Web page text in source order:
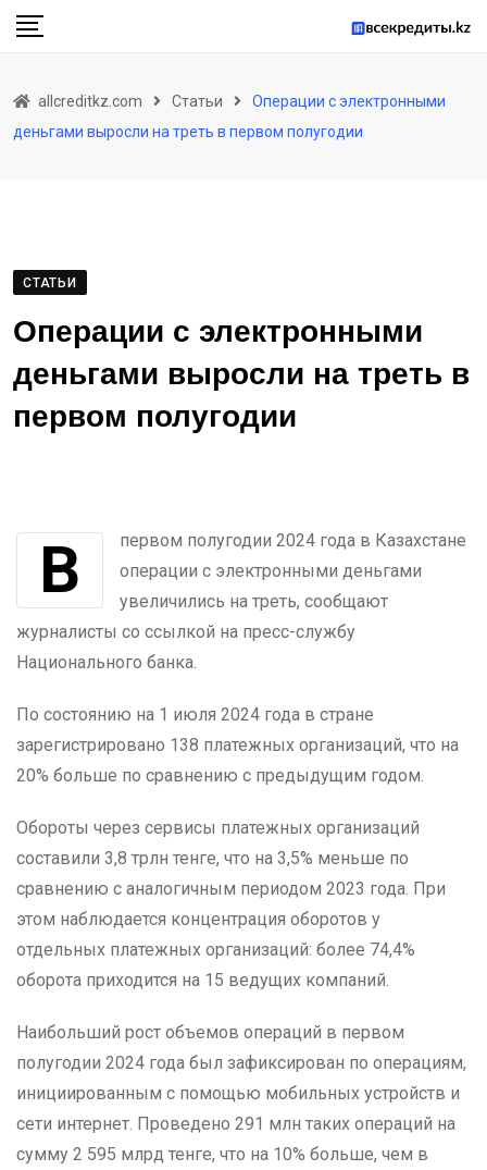
Skip
allcreditkz.com Статьи
Операции с электронными
деньгами выросли на треть в первом полугодии
СТАТЬИ
Операции с электронными
деньгами выросли на треть в
первом полугодии
В первом полугодии 2024 года в Казахстане
операции с электронными деньгами
увеличились на треть, сообщают
журналисты со ссылкой на пресс-службу
Национального банка.
По состоянию на 1 июля 2024 года в стране
зарегистрировано 138 платежных организаций, что на
20% больше по сравнению с предыдущим годом.
Обороты через сервисы платежных организаций
составили 3,8 трлн тенге, что на 3,5% меньше по
сравнению с аналогичным периодом 2023 года. При
этом наблюдается концентрация оборотов у
отдельных платежных организаций: более 74,4%
оборота приходится на 15 ведущих компаний.
Наибольший рост объемов операций в первом
полугодии 2024 года был зафиксирован по операциям,
инициированным с помощью мобильных устройств и
сети интернет. Проведено 291 млн таких операций на
сумму 2 595 млрд тенге, что на 10% больше, чем в